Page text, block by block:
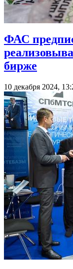
ФАС
бирже
10 декабря 2024,